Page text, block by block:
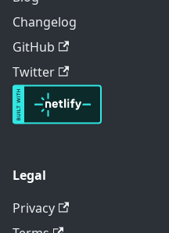
Changelog
GitHub
Twitter
Legal
Privacy